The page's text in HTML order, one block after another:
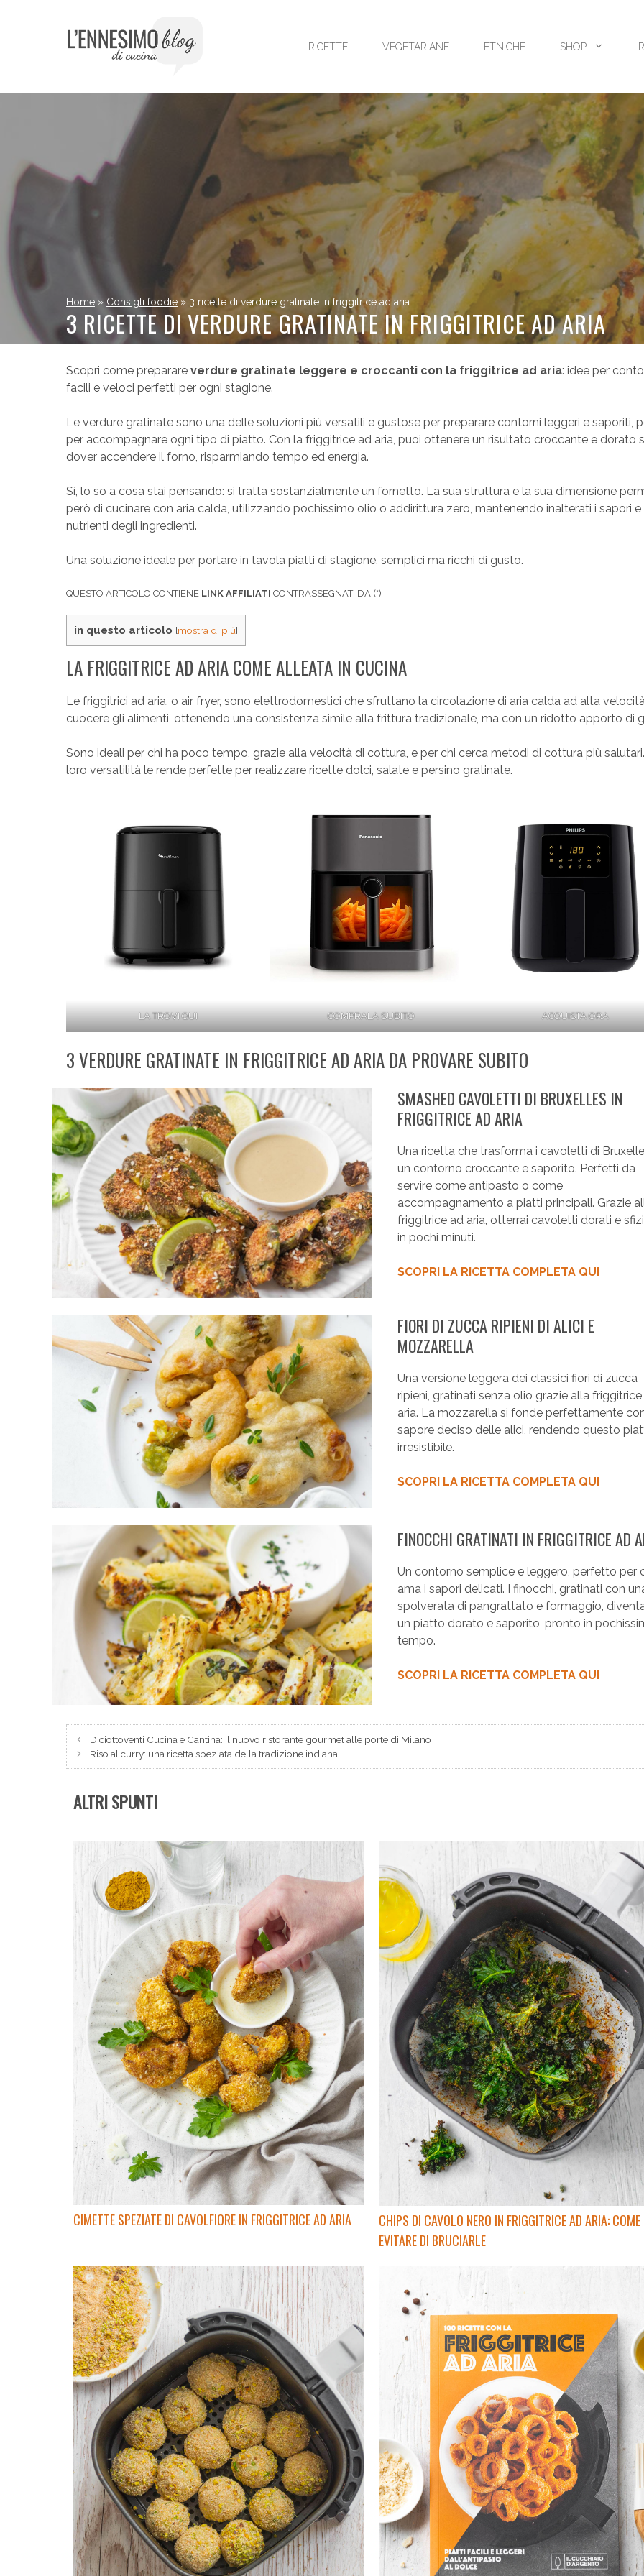
RICETTE VEGETARIANE ETNICHE SHOP
Home » Consigli foodie » 3 ricette di verdure gratinate in friggitrice ad aria
3 RICETTE DI VERDURE GRATINATE IN FRIGGITRICE AD ARIA
Scopri come preparare verdure gratinate leggere e croccanti con la friggitrice ad aria: idee per
facili e veloci perfetti per ogni stagione.
Le verdure gratinate sono una delle soluzioni più versatili e gustose per preparare contorni leggeri e saporiti,
per accompagnare ogni tipo di piatto. Con la friggitrice ad aria, puoi ottenere un risultato croccante e dorato
dover accendere il forno, risparmiando tempo ed energia.
Sì, lo so a cosa stai pensando: si tratta sostanzialmente un fornetto. La sua struttura e la sua dimensione
però di cucinare con aria calda, utilizzando pochissimo olio o addirittura zero, mantenendo inalterati i sapori e
nutrienti degli ingredienti.
Una soluzione ideale per portare in tavola piatti di stagione, semplici ma ricchi di gusto.
QUESTO ARTICOLO CONTIENE LINK AFFILIATI CONTRASSEGNATI DA (*)
in questo articolo [mostra di più]
LA FRIGGITRICE AD ARIA COME ALLEATA IN CUCINA
Le friggitrici ad aria, o air fryer, sono elettrodomestici che sfruttano la circolazione di aria calda ad alta
cuocere gli alimenti, ottenendo una consistenza simile alla frittura tradizionale, ma con un ridotto apporto di
Sono ideali per chi ha poco tempo, grazie alla velocità di cottura, e per chi cerca metodi di cottura più
loro versatilità le rende perfette per realizzare ricette dolci, salate e persino gratinate.
LA TROVI QUI COMPRALA SUBITO ACQUISTA ORA
3 VERDURE GRATINATE IN FRIGGITRICE AD ARIA DA PROVARE SUBITO
SMASHED CAVOLETTI DI BRUXELLES IN
FRIGGITRICE AD ARIA
Una ricetta che trasforma i cavoletti di
un contorno croccante e saporito. Perfetti da
servire come antipasto o come
accompagnamento a piatti principali. Grazie
friggitrice ad aria, otterrai cavoletti dorati e
in pochi minuti.
SCOPRI LA RICETTA COMPLETA QUI
FIORI DI ZUCCA RIPIENI DI ALICI E
MOZZARELLA
Una versione leggera dei classici fiori di zucca
ripieni, gratinati senza olio grazie alla
aria. La mozzarella si fonde perfettamente
sapore deciso delle alici, rendendo questo
irresistibile.
SCOPRI LA RICETTA COMPLETA QUI
FINOCCHI GRATINATI IN FRIGGITRICE AD
Un contorno semplice e leggero, perfetto per
ama i sapori delicati. I finocchi, gratinati con
spolverata di pangrattato e formaggio,
un piatto dorato e saporito, pronto in
tempo.
SCOPRI LA RICETTA COMPLETA QUI
Diciottoventi Cucina e Cantina: il nuovo ristorante gourmet alle porte di Milano
Riso al curry: una ricetta speziata della tradizione indiana
ALTRI SPUNTI
CIMETTE SPEZIATE DI CAVOLFIORE IN FRIGGITRICE AD ARIA
CHIPS DI CAVOLO NERO IN FRIGGITRICE AD ARIA: COME
EVITARE DI BRUCIARLE